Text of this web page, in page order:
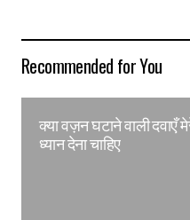
Recommended for You
क्या वज़न घटाने वाली दवाएँ
ध्यान देना चाहिए